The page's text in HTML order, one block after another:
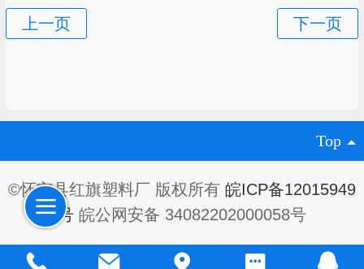
Top
©怀宁县红旗塑料厂 版权所有 皖ICP备12015949
号 皖公网安备 34082202000058号